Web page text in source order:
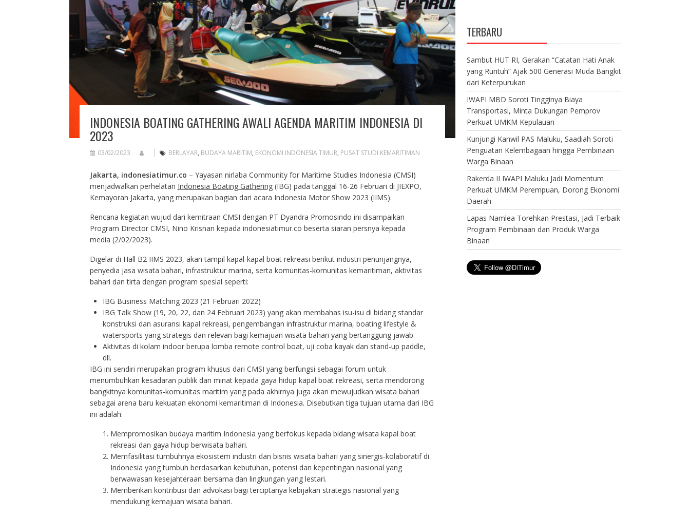
INDONESIA BOATING GATHERING AWALI AGENDA MARITIM INDONESIA DI
2023
03/02/2023 BERLAYAR, BUDAYA MARITIM, EKONOMI INDONESIA TIMUR, PUSAT STUDI KEMARITIMAN
Jakarta, indonesiatimur.co – Yayasan nirlaba Community for Maritime Studies Indonesia (CMSI)
menjadwalkan perhelatan Indonesia Boating Gathering(IBG) pada tanggal 16-26 Februari di JIEXPO,
Kemayoran Jakarta, yang merupakan bagian dari acara Indonesia Motor Show 2023 (IIMS).
Rencana kegiatan wujud dari kemitraan CMSI dengan PT Dyandra Promosindo ini disampaikan
Program Director CMSI, Nino Krisnan kepada indonesiatimur.co beserta siaran persnya kepada
media (2/02/2023).
Digelar di Hall B2 IIMS 2023, akan tampil kapal-kapal boat rekreasi berikut industri penunjangnya,
penyedia jasa wisata bahari, infrastruktur marina, serta komunitas-komunitas kemaritiman, aktivitas
bahari dan tirta dengan program spesial seperti:
IBG Business Matching 2023 (21 Februari 2022)
IBG Talk Show (19, 20, 22, dan 24 Februari 2023) yang akan membahas isu-isu di bidang standar
konstruksi dan asuransi kapal rekreasi, pengembangan infrastruktur marina, boating lifestyle &
watersports yang strategis dan relevan bagi kemajuan wisata bahari yang bertanggung jawab.
Aktivitas di kolam indoor berupa lomba remote control boat, uji coba kayak dan stand-up paddle,
dll.
IBG ini sendiri merupakan program khusus dari CMSI yang berfungsi sebagai forum untuk
menumbuhkan kesadaran publik dan minat kepada gaya hidup kapal boat rekreasi, serta mendorong
bangkitnya komunitas-komunitas maritim yang pada akhirnya juga akan mewujudkan wisata bahari
sebagai arena baru kekuatan ekonomi kemaritiman di Indonesia. Disebutkan tiga tujuan utama dari IBG
ini adalah:
Mempromosikan budaya maritim Indonesia yang berfokus kepada bidang wisata kapal boat
rekreasi dan gaya hidup berwisata bahari.
Memfasilitasi tumbuhnya ekosistem industri dan bisnis wisata bahari yang sinergis-kolaboratif di
Indonesia yang tumbuh berdasarkan kebutuhan, potensi dan kepentingan nasional yang
berwawasan kesejahteraan bersama dan lingkungan yang lestari.
Memberikan kontribusi dan advokasi bagi terciptanya kebijakan strategis nasional yang
mendukung kemajuan wisata bahari.
TERBARU
Sambut HUT RI, Gerakan “Catatan Hati Anak
yang Runtuh” Ajak 500 Generasi Muda Bangkit
dari Keterpurukan
IWAPI MBD Soroti Tingginya Biaya
Transportasi, Minta Dukungan Pemprov
Perkuat UMKM Kepulauan
Kunjungi Kanwil PAS Maluku, Saadiah Soroti
Penguatan Kelembagaan hingga Pembinaan
Warga Binaan
Rakerda II IWAPI Maluku Jadi Momentum
Perkuat UMKM Perempuan, Dorong Ekonomi
Daerah
Lapas Namlea Torehkan Prestasi, Jadi Terbaik
Program Pembinaan dan Produk Warga
Binaan